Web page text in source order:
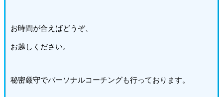
お時間が合えばどうぞ、
お越しください。
秘密厳守でパーソナルコーチングも行っております。